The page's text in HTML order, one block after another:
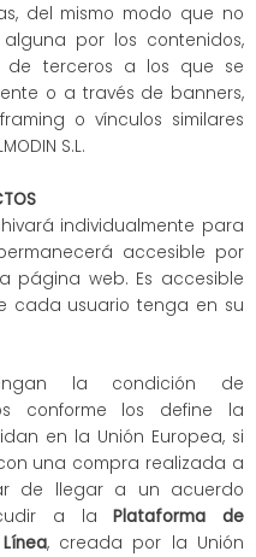
del mismo modo que no
por los contenidos,
de terceros a los que se
o a través de banners,
o vínculos similares
S.L.
individualmente para
accesible por
página web. Es accesible
cada usuario tenga en su
la condición de
conforme los define la
en la Unión Europea, si
una compra realizada a
de llegar a un acuerdo
a laPlataforma de
, creada por la Unión